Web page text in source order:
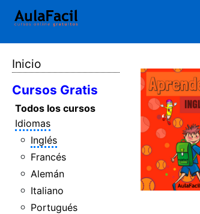
Inicio
Cursos Gratis
Todos los cursos
Idiomas
Inglés
Francés
Alemán
Italiano
Portugués